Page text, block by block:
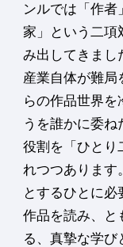
ンルでは「作
家」という二項
み出してきまし
産業自体が難局
らの作品世界を
うを誰かに委ね
役割を「ひとり
れつつあります
とするひとに
作品を読み、と
る、真摯な学び